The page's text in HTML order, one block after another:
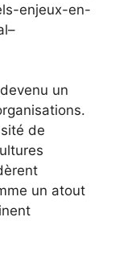
enjeux-en-
un
de
un atout